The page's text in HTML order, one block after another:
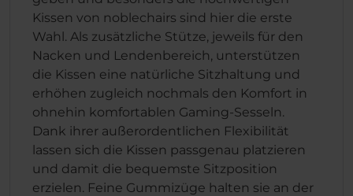
Kissen von noblechairs sind hier die erste
Wahl. Als zusätzliche Stütze, jeweils für den
Nacken und Lendenbereich, unterstützen
die Kissen eine natürliche Sitzhaltung und
erhöhen zugleich nochmals den Komfort in
ohnehin komfortablen Gaming-Sesseln.
Dank ihrer außerordentlichen Flexibilität
lassen sich die Kissen passgenau platzieren
und damit die bequemste Sitzposition
erzielen. Feine Gummizüge halten sie an der